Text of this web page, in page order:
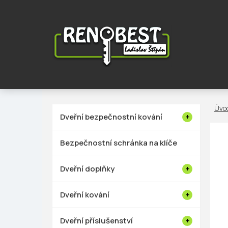
Dveřní bezpečnostní kování
Bezpečnostní schránka na klíče
Dveřní doplňky
Dveřní kování
Dveřní příslušenství